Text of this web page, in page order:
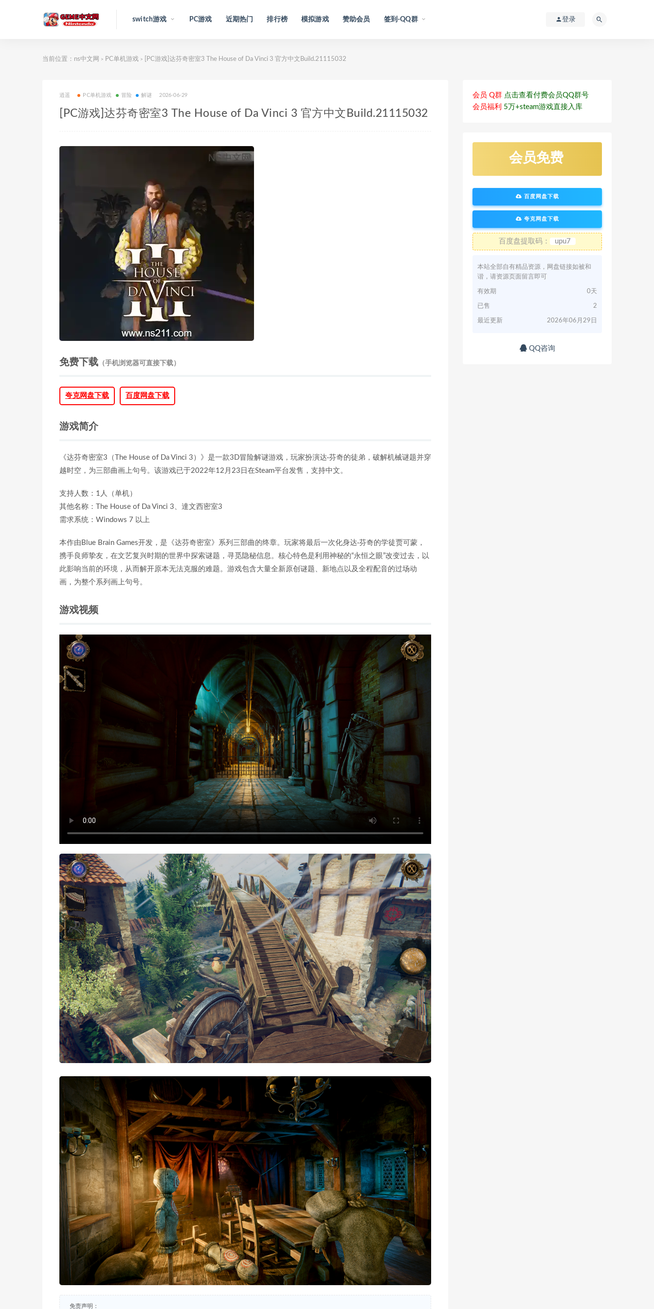
switch游戏 PC游戏 近期热门 排行榜 模拟游戏 赞助会员 签到-QQ群 登录
当前位置： ns中文网 > PC单机游戏 > [PC游戏]达芬奇密室3 The House of Da Vinci 3 官方中文Build.21115032
逍遥 PC单机游戏 冒险 解谜 2026-06-29
[PC游戏]达芬奇密室3 The House of Da Vinci 3 官方中文Build.21115032
免费下载 （手机浏览器可直接下载）
夸克网盘下载 百度网盘下载
游戏简介
《达芬奇密室3（The House of Da Vinci 3）》是一款3D冒险解谜游戏，玩家扮演达·芬奇的徒弟，破解机械谜题并穿
越时空，为三部曲画上句号。该游戏已于2022年12月23日在Steam平台发售，支持中文。
支持人数：1人（单机）
其他名称：The House of Da Vinci 3、達文西密室3
需求系统：Windows 7 以上
本作由Blue Brain Games开发，是《达芬奇密室》系列三部曲的终章。玩家将最后一次化身达·芬奇的学徒贾可蒙，
携手良师挚友，在文艺复兴时期的世界中探索谜题，寻觅隐秘信息。核心特色是利用神秘的“永恒之眼”改变过去，以
此影响当前的环境，从而解开原本无法克服的难题。游戏包含大量全新原创谜题、新地点以及全程配音的过场动
画，为整个系列画上句号。
游戏视频
免责声明：
会员 Q群 点击查看付费会员QQ群号
会员福利 5万+steam游戏直接入库
会员免费
百度网盘下载
夸克网盘下载
百度盘提取码： upu7
本站全部自有精品资源，网盘链接如被和
谐，请资源页面留言即可
有效期 0天
已售 2
最近更新 2026年06月29日
QQ咨询